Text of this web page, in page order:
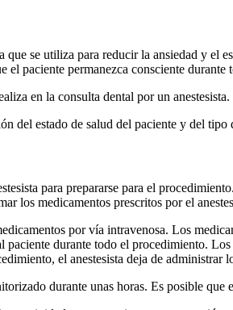
que se utiliza para reducir la ansiedad y el
el paciente permanezca consciente durante
en la consulta dental por un
del estado de salud del paciente y del tipo
para prepararse para el
los medicamentos prescritos por el
por vía intravenosa. Los
paciente durante todo el procedimiento.
el anestesista deja de administrar
durante unas horas. Es posible